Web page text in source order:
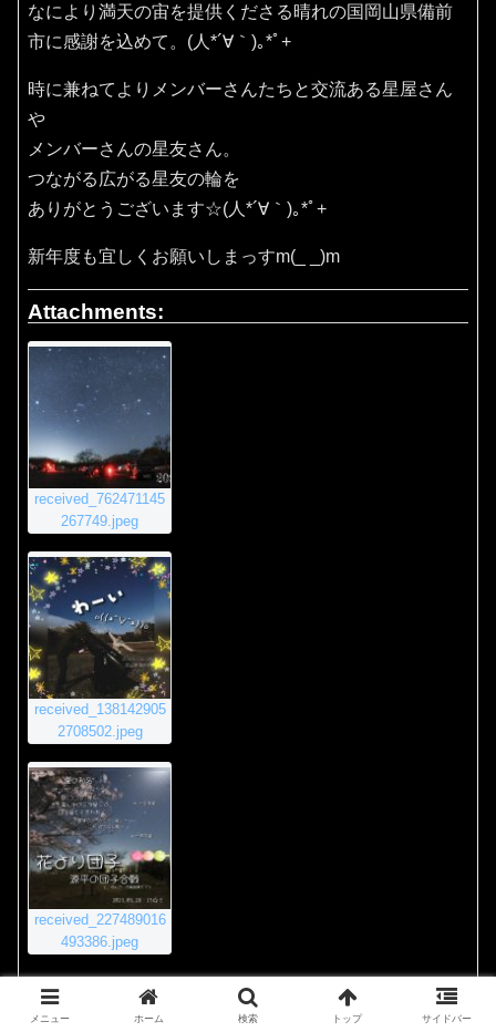
なにより満天の宙を提供くださる晴れの国岡山県備前
市に感謝を込めて。(⁠人⁠*⁠´⁠∀⁠｀⁠)⁠｡⁠*ﾟ⁠+
時に兼ねてよりメンバーさんたちと交流ある星屋さん
や
メンバーさんの星友さん。
つながる広がる星友の輪を
ありがとうございます☆(⁠人⁠*⁠´⁠∀⁠｀⁠)⁠｡⁠*ﾟ⁠+
新年度も宜しくお願いしまっすm(_ _)m
Attachments:
received_762471145
267749.jpeg
received_138142905
2708502.jpeg
received_227489016
493386.jpeg
2020年11月23日 8:55 PM #4011
メニュー ホーム 検索 トップ サイドバー